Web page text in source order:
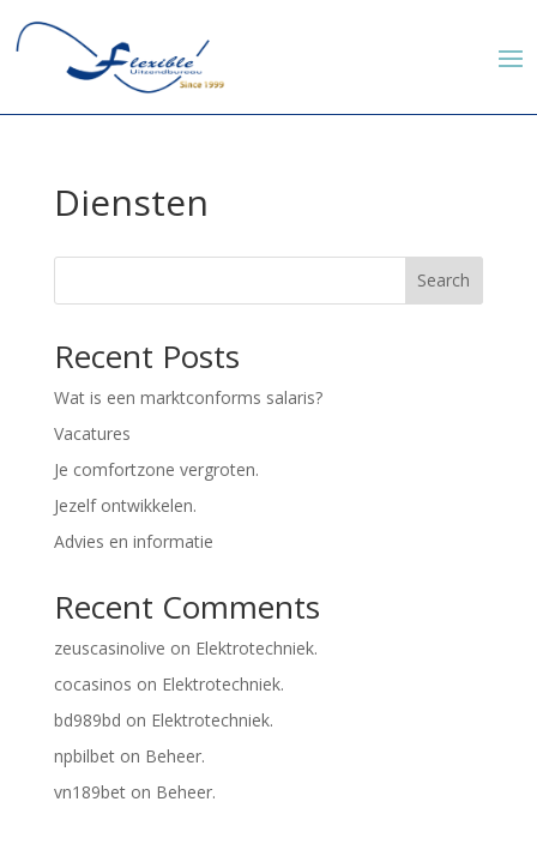
Diensten
Search
Recent Posts
Wat is een marktconforms salaris?
Vacatures
Je comfortzone vergroten.
Jezelf ontwikkelen.
Advies en informatie
Recent Comments
zeuscasinolive on Elektrotechniek.
cocasinos on Elektrotechniek.
bd989bd on Elektrotechniek.
npbilbeton Beheer.
vn189beton Beheer.